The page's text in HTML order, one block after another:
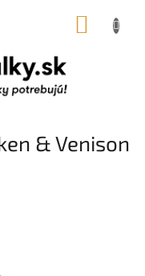
& Venison